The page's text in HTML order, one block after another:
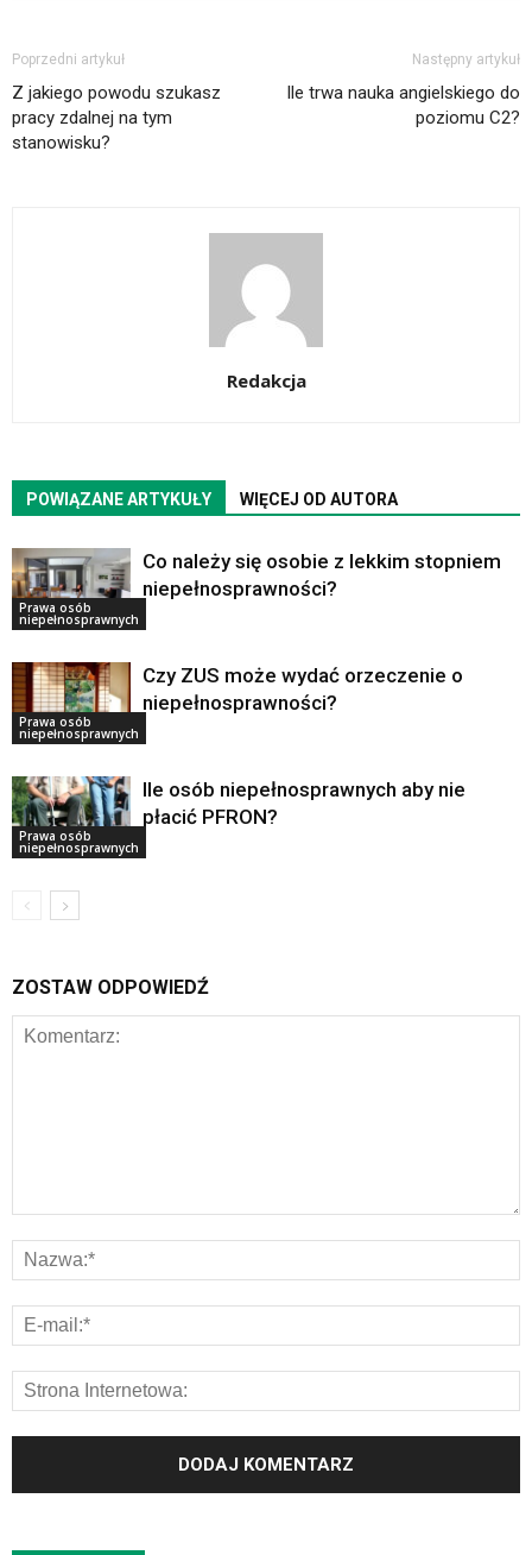
Poprzedni artykuł
Z jakiego powodu szukasz
pracy zdalnej na tym
stanowisku?
Następny artykuł
Ile trwa nauka angielskiego do
poziomu C2?
Redakcja
POWIĄZANE ARTYKUŁY WIĘCEJ OD AUTORA
Prawa osób
niepełnosprawnych
Co należy się osobie z lekkim stopniem
niepełnosprawności?
Prawa osób
niepełnosprawnych
Czy ZUS może wydać orzeczenie o
niepełnosprawności?
Prawa osób
niepełnosprawnych
Ile osób niepełnosprawnych aby nie
płacić PFRON?
ZOSTAW ODPOWIEDŹ